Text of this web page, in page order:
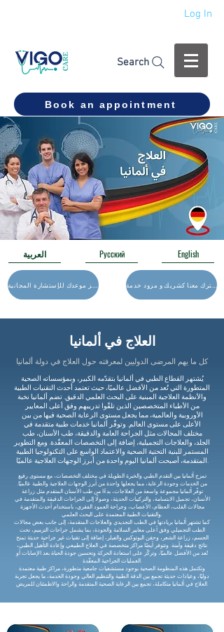
Log In
Search
Book an appointment
العربية Русский English
اشترك معنا كشريك و مزود خدمة
العلاج في ألمانيا
كل ما يهم المرضى الدوليين لمعرفته حول العلاج في دولة ألمانيا
يُشتهر القطاع الطبي في ألمانيا بتقدّمه الكبير، وبمؤسساته الصحية
المتطورة التي تُعد من الأفضل عالميًا، حيث تعتمد أحدث التقنيات الطبية
والأنظمة العلاجية المبنية على البحث العلمي الدقيق. تضم ألمانيا نخبة
من الأطباء المتخصصين الذين تلقّوا تدريبهم وفق أعلى المعايير
الأوروبية والعالمية، مما يجعل مستوى الرعاية الصحية فيها من بين
الأعلى على مستوى العالم. وتوفّر ألمانيا خدمات طبية متقدمة في
مختلف المجالات مثل الجراحة العامة والدقيقة، طب الأسنان، طب
الجلد، والعلاجات التجميلية، إضافة إلى التخصصات المعقّدة. ومع التطوير
المستمر للبنية التحتية الصحية والاعتماد الواسع على التكنولوجيا الطبية
المتقدمة، أصبحت ألمانيا اليوم واحدة من أبرز الوجهات العلاجية عالميًا.
تمزج ألمانيا بين التقدم الطبي والخبرة الطويلة في مختلف التخصصات، مع مستوى رفيع
من الخدمات وجودة الرعاية، مما يجعلها واحدة من أبرز الوجهات العلاجية والطبية عالميًا.
توفّر ألمانيا مجموعة واسعة من العلاجات، بدءًا من طب الأسنان المتقدم مثل زراعة
الأسنان، تجميل الابتسامة، والتركيبات الحديثة، وصولًا إلى الجراحات الدقيقة والمتقدمة في
مجالات القلب، العظام، الأعصاب، وجراحة العمود الفقري، باستخدام أحدث الأجهزة
والتقنيات الطبية المعتمدة على البحث العلمي.
كما تشتهر ألمانيا بريادتها في الطب التجديدي والعلاجات المتقدمة، إلى جانب بعض مجالات
الطب التجميلي وفق أعلى معايير السلامة والجودة، بما يشمل جراحات الترميم، نحت
الجسم، زراعة الشعر، وحقن البوتوكس والفيلر، إضافة إلى تقنيات غير جراحية حديثة تمنح
نتائج دقيقة وآمنة. وتتوفر أيضًا مراكز متخصصة في العلاج الطبيعي وإعادة التأهيل الطبي،
تُعد من الأفضل عالميًا، وتركّز على استعادة الحركة وتحسين جودة الحياة بعد الإصابات أو
العمليات الجراحية المعقّدة.
وتكتمل هذه المنظومة الصحية بوجود مستشفيات جامعية متطورة، مراكز طبية معتمدة
دوليًا، وعيادات حديثة تجمع بين الدقة الطبية والتنظيم العالي وجودة الخدمة، ما يجعل تجربة
العلاج في ألمانيا متكاملة، تجمع بين الرعاية الصحية المتقدمة والراحة والاطمئنان للمريض.